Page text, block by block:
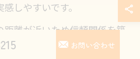
しやすいです。
距離が近いため信頼関係を築
な雇用につながるケースも多
お問い合わせ